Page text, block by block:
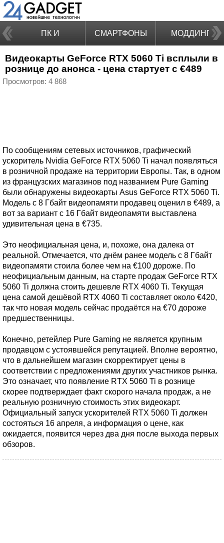
ПК И
НОУТБУКИ
СМАРТФОНЫ МОДДИНГ
Видеокарты GeForce RTX 5060 Ti всплыли в
рознице до анонса - цена стартует с €489
Просмотров: 4 868
По сообщениям сетевых источников, графический
ускоритель Nvidia GeForce RTX 5060 Ti начал появляться
в розничной продаже на территории Европы. Так, в одном
из французских магазинов под названием Pure Gaming
были обнаружены видеокарты Asus GeForce RTX 5060 Ti.
Модель с 8 Гбайт видеопамяти продавец оценил в €489, а
вот за вариант с 16 Гбайт видеопамяти выставлена
удивительная цена в €735.
Это неофициальная цена, и, похоже, она далека от
реальной. Отмечается, что днём ранее модель с 8 Гбайт
видеопамяти стоила более чем на €100 дороже. По
неофициальным данным, на старте продаж GeForce RTX
5060 Ti должна стоить дешевле RTX 4060 Ti. Текущая
цена самой дешёвой RTX 4060 Ti составляет около €420,
так что новая модель сейчас продаётся на €70 дороже
предшественницы.
Конечно, ретейлер Pure Gaming не является крупным
продавцом с устоявшейся репутацией. Вполне вероятно,
что в дальнейшем магазин скорректирует цены в
соответствии с предложениями других участников рынка.
Это означает, что появление RTX 5060 Ti в рознице
скорее подтверждает факт скорого начала продаж, а не
реальную розничную стоимость этих видеокарт.
Официальный запуск ускорителей RTX 5060 Ti должен
состояться 16 апреля, а информация о цене, как
ожидается, появится через два дня после выхода первых
обзоров.